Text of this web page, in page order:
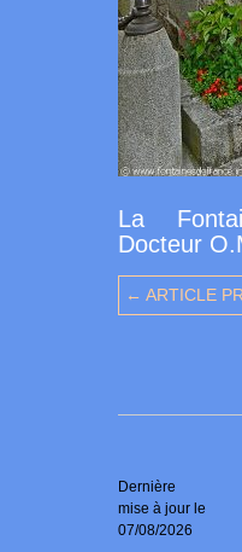
La
Docteur
← ARTICLE
Dernière
mise à jour le
07/08/2026